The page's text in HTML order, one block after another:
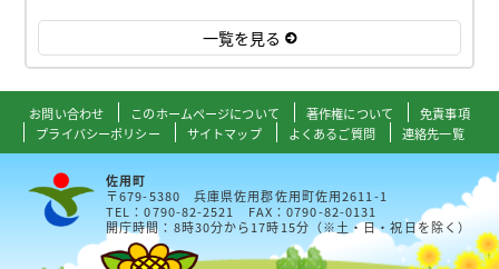
一覧を見る
お問い合わせ このホームページについて 著作権について
免責事項
プライバシーポリシー
サイトマップ よくあるご質問 連絡先一覧
佐用町
〒679-5380 兵庫県佐用郡佐用町佐用2611-1
TEL：0790-82-2521 FAX：0790-82-0131
開庁時間：8時30分から17時15分（※土・日・祝日を除く）